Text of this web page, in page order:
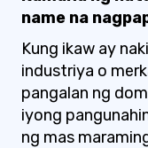
name na
Kung ikaw ay
industriya o
pangalan ng
iyong
ng mas